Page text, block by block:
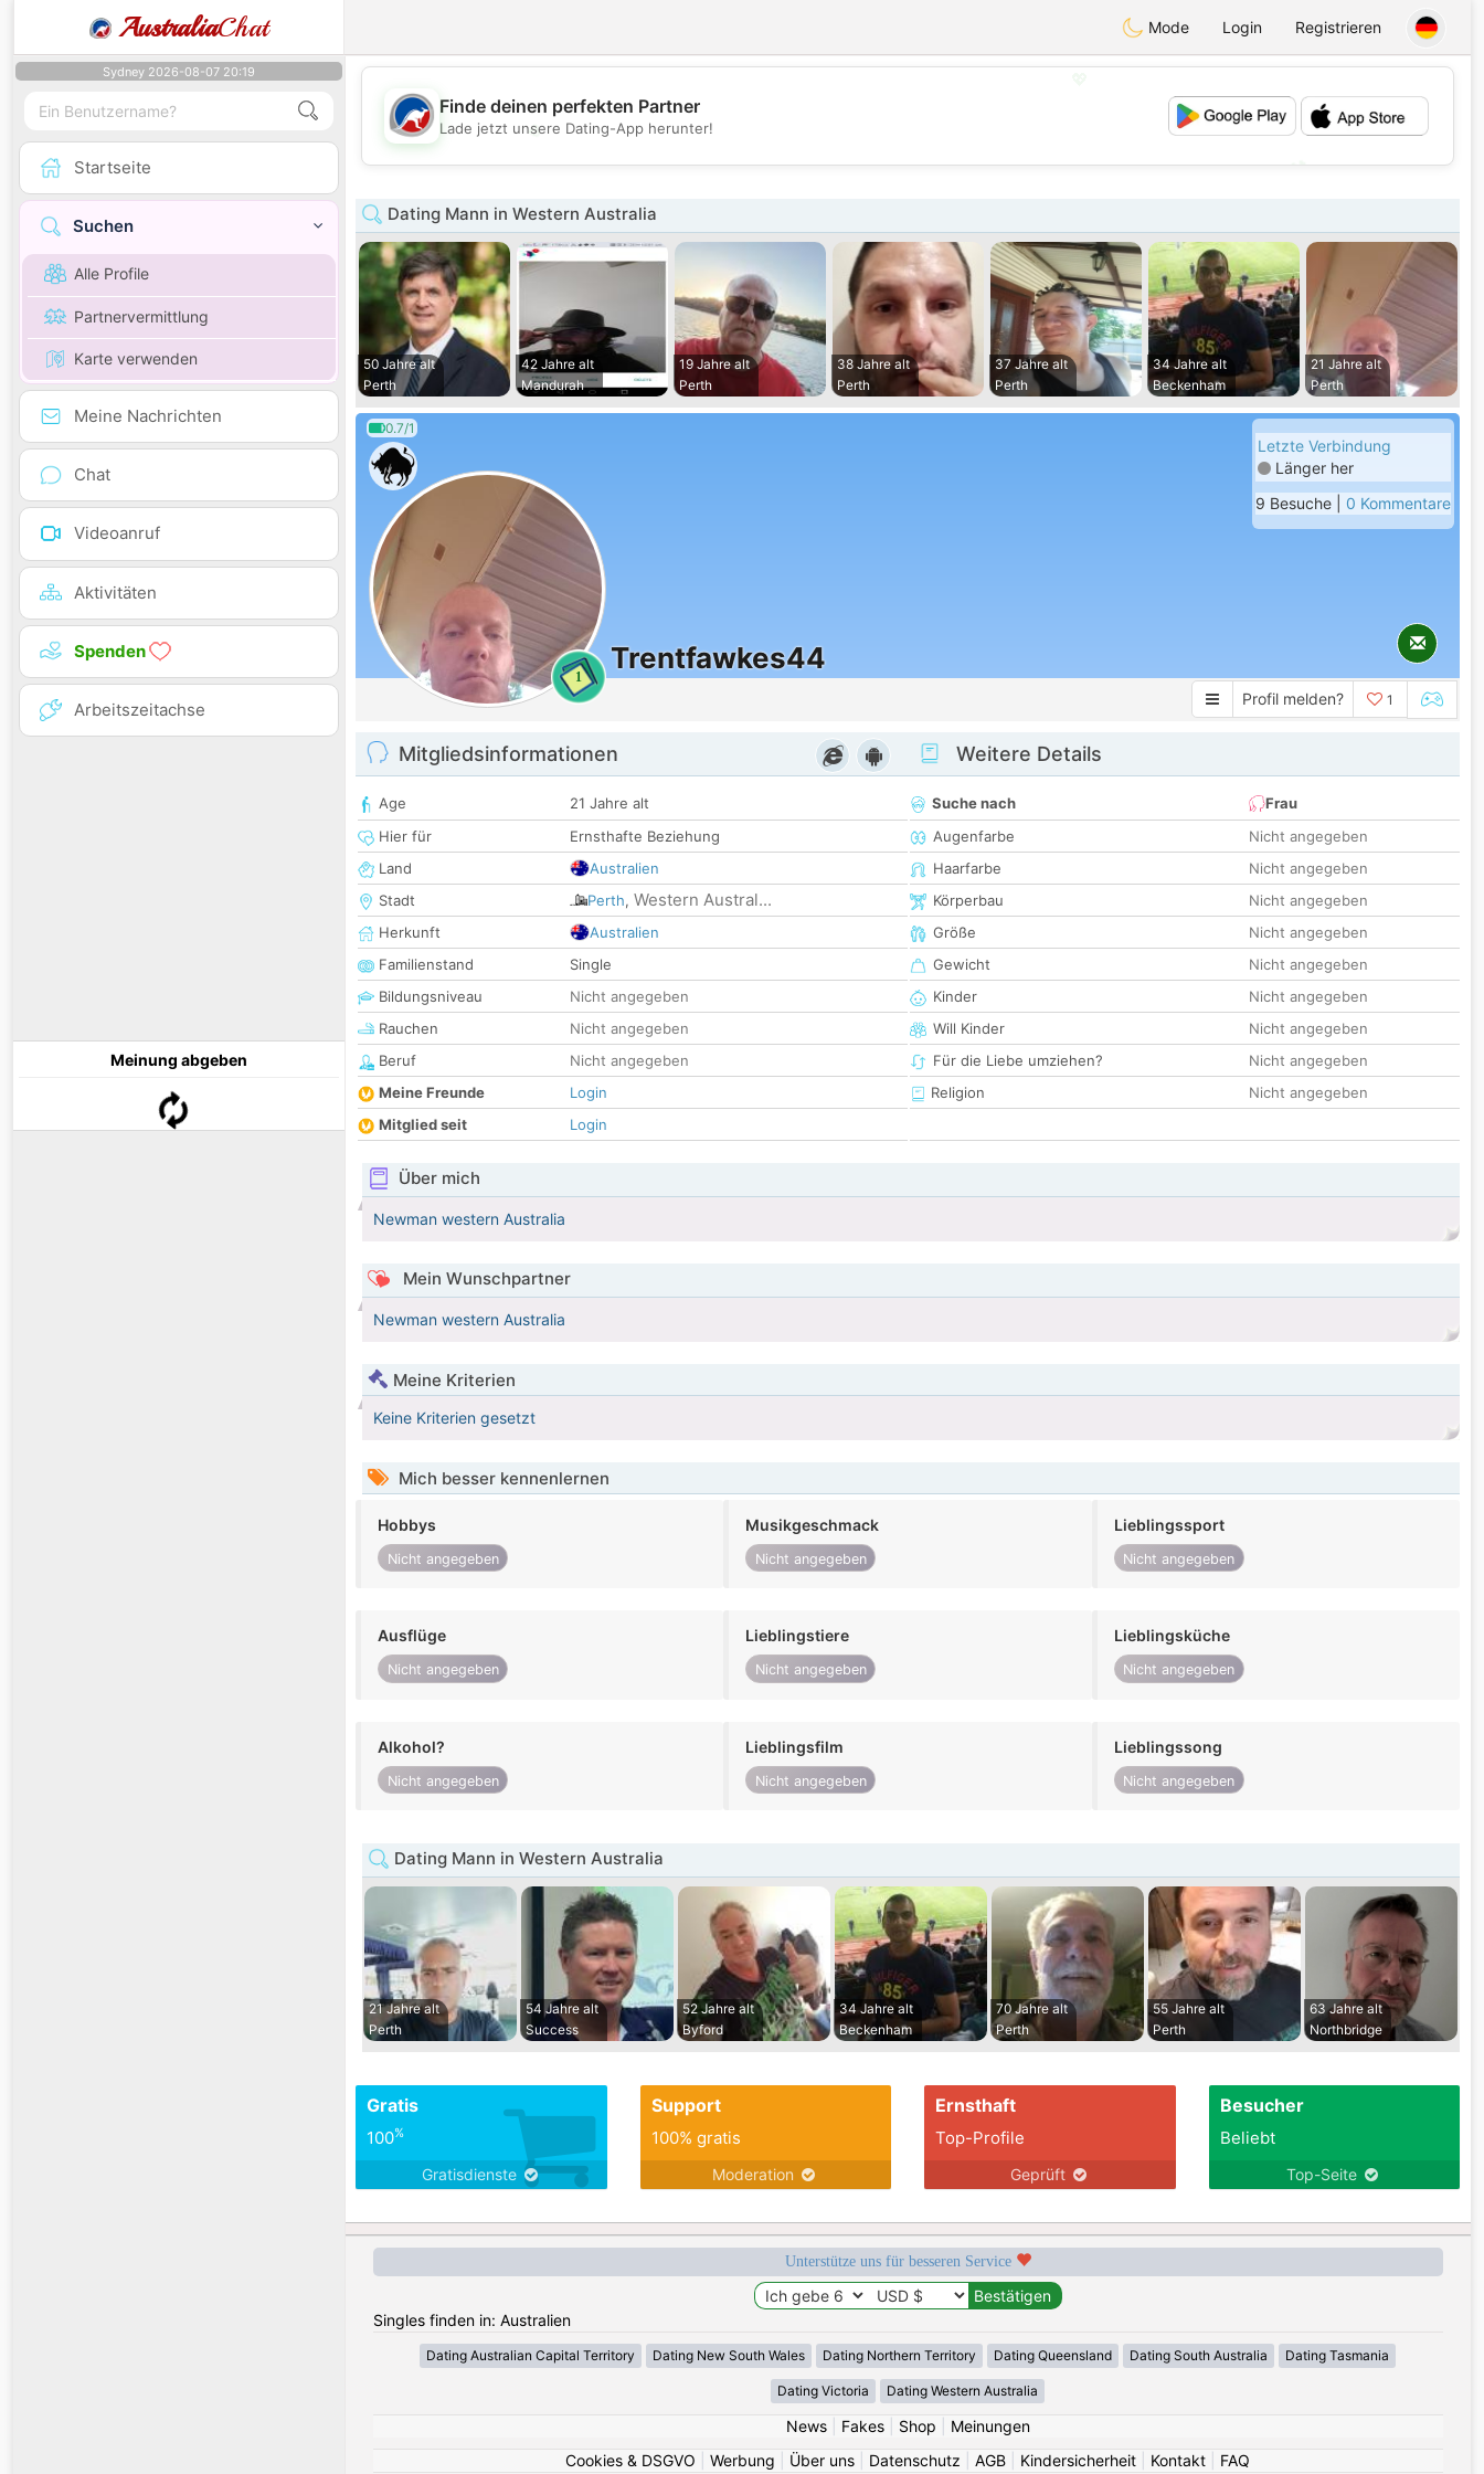
AustraliaChat Mode Login Registrieren
Sydney 2026-08-07 20:19
Startseite
Suchen
Alle Profile
Partnervermittlung
Karte verwenden
Meine Nachrichten
Chat
Videoanruf
Aktivitäten
Spenden
Arbeitszeitachse
Meinung abgeben
💖
💕
Finde deinen perfekten Partner
Lade jetzt unsere Dating-App herunter!
Dating Mann in Western Australia
50 Jahre alt
Perth
42 Jahre alt
Mandurah
19 Jahre alt
Perth
38 Jahre alt
Perth
37 Jahre alt
Perth
34 Jahre alt
Beckenham
21 Jahre alt
Perth
0.7/1
1
Trentfawkes44
Letzte Verbindung
Länger her
9 Besuche | 0 Kommentare
Profil melden? 1
Mitgliedsinformationen
Age
21 Jahre alt
Hier für
Ernsthafte Beziehung
Land
Australien
Stadt
Perth, Western Austral...
Herkunft
Australien
Familienstand
Single
Bildungsniveau
Nicht angegeben
Rauchen
Nicht angegeben
Beruf
Nicht angegeben
Meine Freunde
Login
Mitglied seit
Login
Weitere Details
Suche nach
Frau
Augenfarbe
Nicht angegeben
Haarfarbe
Nicht angegeben
Körperbau
Nicht angegeben
Größe
Nicht angegeben
Gewicht
Nicht angegeben
Kinder
Nicht angegeben
Will Kinder
Nicht angegeben
Für die Liebe umziehen?
Nicht angegeben
Religion
Nicht angegeben
Über mich
Newman western Australia
Mein Wunschpartner
Newman western Australia
Meine Kriterien
Keine Kriterien gesetzt
Mich besser kennenlernen
Hobbys
Nicht angegeben
Musikgeschmack
Nicht angegeben
Lieblingssport
Nicht angegeben
Ausflüge
Nicht angegeben
Lieblingstiere
Nicht angegeben
Lieblingsküche
Nicht angegeben
Alkohol?
Nicht angegeben
Lieblingsfilm
Nicht angegeben
Lieblingssong
Nicht angegeben
Dating Mann in Western Australia
21 Jahre alt
Perth
54 Jahre alt
Success
52 Jahre alt
Byford
34 Jahre alt
Beckenham
70 Jahre alt
Perth
55 Jahre alt
Perth
63 Jahre alt
Northbridge
Gratis
100%
Gratisdienste
Support
100% gratis
Moderation
Ernsthaft
Top-Profile
Geprüft
Besucher
Beliebt
Top-Seite
Unterstütze uns für besseren Service
Singles finden in: Australien
Dating Australian Capital Territory Dating New South Wales Dating Northern Territory Dating Queensland Dating South Australia Dating Tasmania
Dating Victoria Dating Western Australia
News| Fakes| Shop
Meinungen
Cookies & DSGVO
Werbung Über uns Datenschutz AGB Kindersicherheit Kontakt FAQ